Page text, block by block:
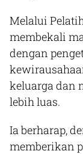
Melalui
membekali
dengan
keluarga dan
lebih luas.
Ia berharap,
memberikan